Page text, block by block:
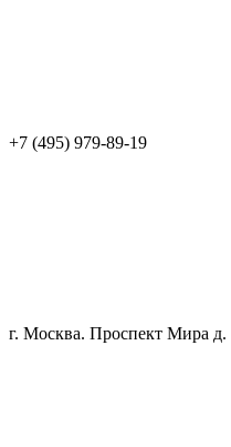
+7 (495) 979-89-19
г. Москва. Проспект Мира д.